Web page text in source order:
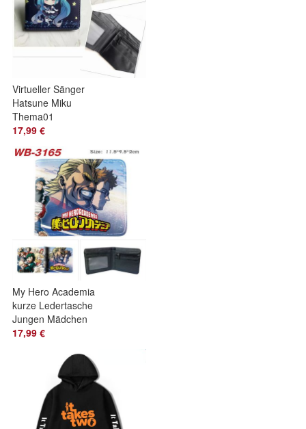
Virtueller Sänger
Hatsune Miku
Thema01
Brieftasche
Geldbörsen
17,99 €
My Hero Academia
kurze Ledertasche
Jungen Mädchen
Wallet kleine
17,99 €